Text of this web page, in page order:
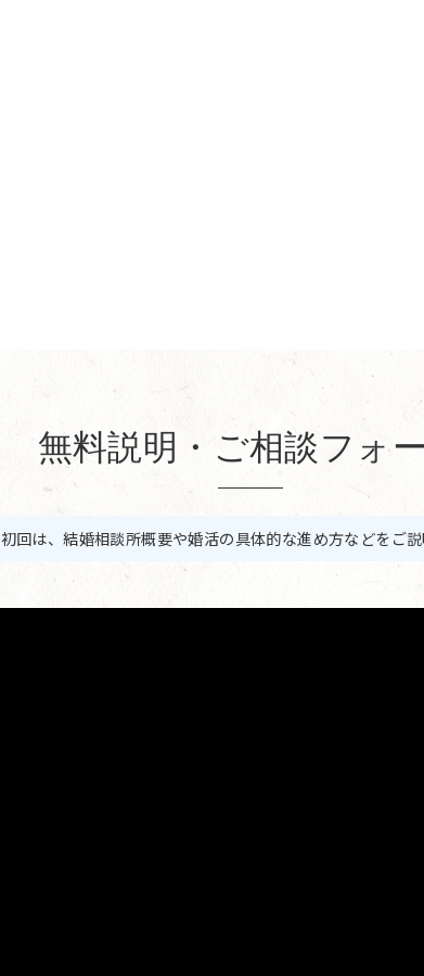
無料説明・ご相談フォ
初回は、結婚相談所概要や婚活の具体的な進め方などをご説